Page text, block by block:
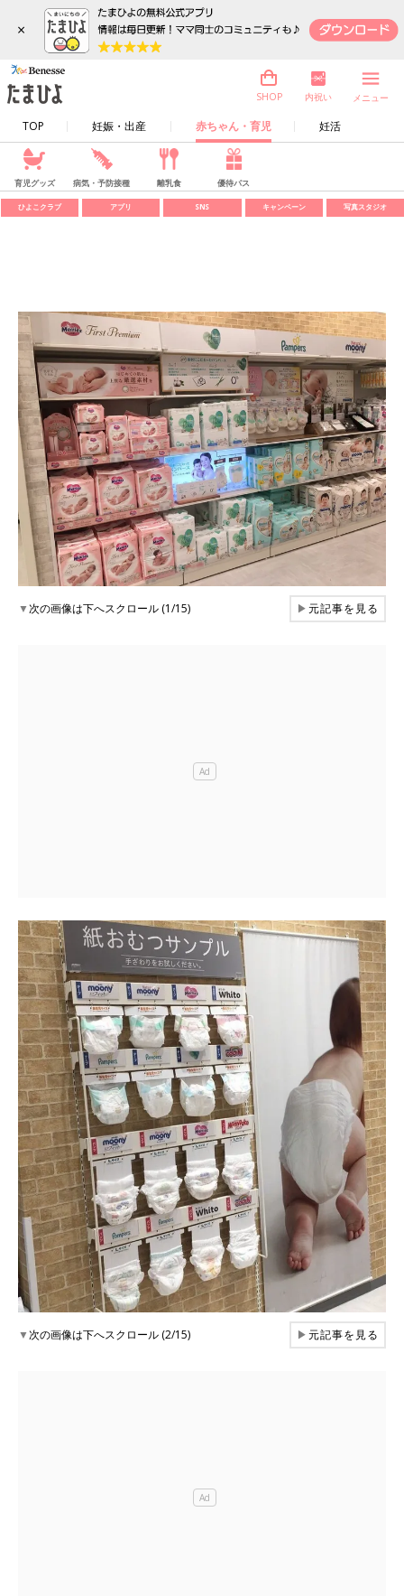
×
TOP 妊娠・出産 赤ちゃん・育児 妊活
SHOP 内祝い メニュー
育児グッズ 病気・予防接種 離乳食 優待パス
ひよこクラブ アプリ SNS キャンペーン 写真スタジオ
▼次の画像は下へスクロール (1/15) ▶元記事を見る
▼次の画像は下へスクロール (2/15) ▶元記事を見る